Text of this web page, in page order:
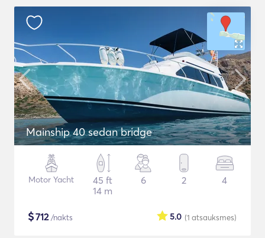
Mainship 40 sedan bridge
Motor Yacht
45 ft
14 m
6 2 4
$712/nakts (1 atsauksmes)
5.0